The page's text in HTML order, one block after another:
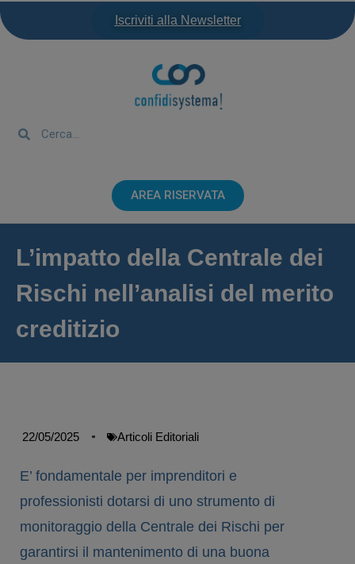
Iscriviti alla Newsletter
AREA RISERVATA
L’impatto della Centrale dei
Rischi nell’analisi del merito
creditizio
22/05/2025 Articoli Editoriali
E’ fondamentale per imprenditori e
professionisti dotarsi di uno strumento di
monitoraggio della Centrale dei Rischi per
garantirsi il mantenimento di una buona